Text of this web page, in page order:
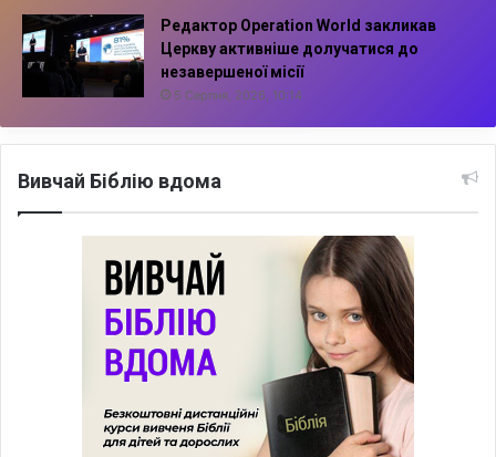
Редактор Operation World закликав
Церкву активніше долучатися до
незавершеної місії
5 Серпня, 2026, 10:14
Вивчай Біблію вдома